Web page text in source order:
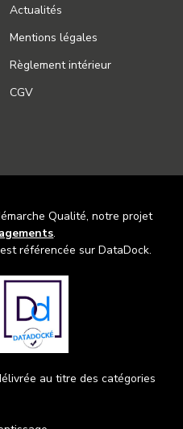
Actualités
Mentions légales
Règlement intérieur
CGV
Qualité, notre projet
.
référencée sur DataDock.
au titre des catégories